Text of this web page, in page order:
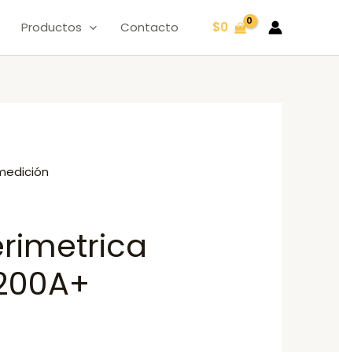
Productos Contacto $0